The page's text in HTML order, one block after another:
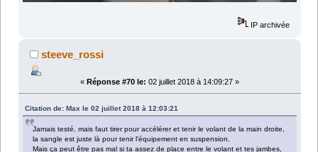
IP archivée
steeve_rossi
« Réponse #70 le: 02 juillet 2018 à 14:09:27 »
Citation de: Max le 02 juillet 2018 à 12:03:21
Jamais testé, mais faut tirer pour accélérer et tenir le volant de la main droite,
la sangle est juste là pour tenir l'équipement en suspension.
Mais ça peut être pas mal si ta assez de place entre le volant et tes jambes,